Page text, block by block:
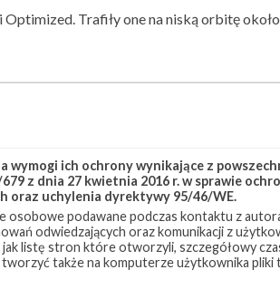
Trafiły one na niską orbitę
wymogi ich ochrony wynikające z
z dnia 27 kwietnia 2016 r. w sprawie
oraz uchylenia dyrektywy 95/46/WE.
podawane podczas kontaktu z
odwiedzających oraz komunikacji z
listę stron które otworzyli, szczegółowy
także na komputerze użytkownika